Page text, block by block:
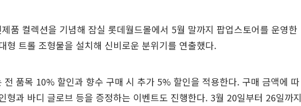
품 컬렉션을 기념해 잠실 롯데월드몰에서 5월 말까지 팝업스토어를 운영한
형 트롤 조형물을 설치해 신비로운 분위기를 연출했다.
전 품목 10% 할인과 향수 구매 시 추가 5% 할인을 적용한다. 구매 금액에 따
형과 바디 글로브 등을 증정하는 이벤트도 진행한다. 3월 20일부터 26일까지